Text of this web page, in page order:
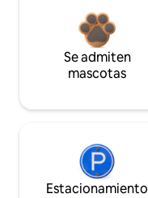
Se admiten
mascotas
Estacionamiento